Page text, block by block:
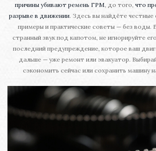
причины убивают ремень ГРМ , до того, что
разрыве в движении. Здесь вы найдёте честные
примеры и практические советы — без воды.
странный звук под капотом, не игнорируйте
последний предупреждение, которое ваш
дальше — уже ремонт или эвакуатор.
сэкономить сейчас или сохранить машину